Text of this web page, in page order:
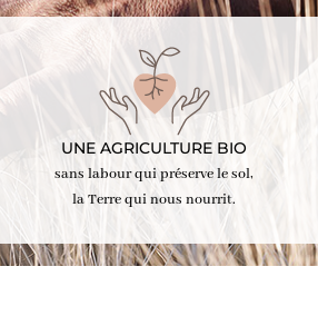
UNE AGRICULTURE BIO
sans labour qui préserve le sol,
la Terre qui nous nourrit.